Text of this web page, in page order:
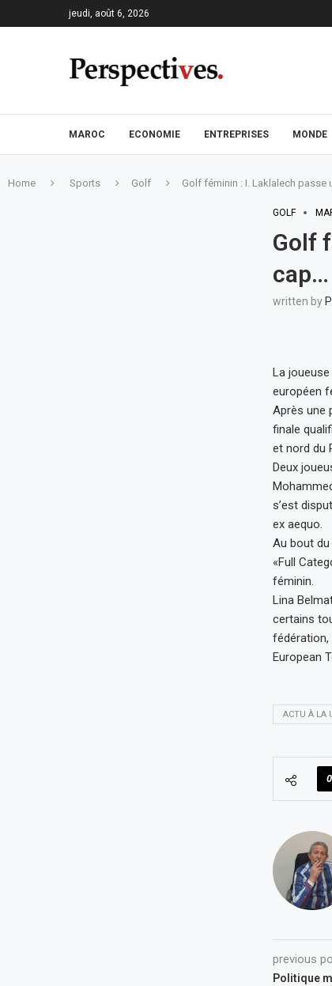
jeudi, août 6, 2026
MAROC ECONOMIE ENTREPRISES MONDE
Home Sports Golf Golf féminin : I. Laklalech passe
GOLF
Golf
cap…
written by
La
européen
Après une
finale
et nord du
Deux
s’est
ex aequo.
Au bout
«Full
féminin.
Lina
certains
fédération,
European
ACTU À LA
0
previous
Politique